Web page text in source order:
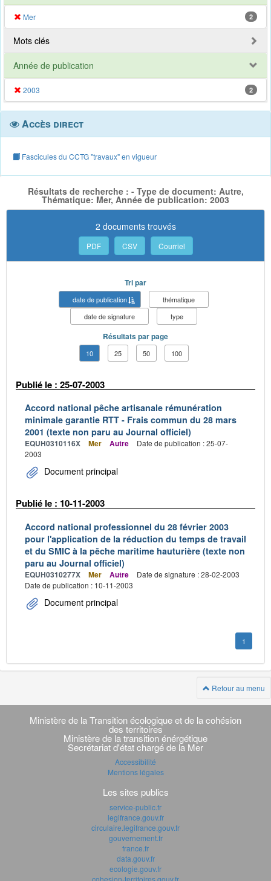
Mer 2
Mots clés
Année de publication
2003 2
Accès direct
Fascicules du CCTG "travaux" en vigueur
Résultats de recherche : - Type de document: Autre,
Thématique: Mer, Année de publication: 2003
2 documents trouvés
PDF CSV Courriel
Tri par
date de publication
thématique
date de signature
type
Résultats par page
10 25 50 100
Publié le : 25-07-2003
Accord national pêche artisanale rémunération
minimale garantie RTT - Frais commun du 28 mars
2001 (texte non paru au Journal officiel)
EQUH0310116X Mer Autre
Date de publication : 25-07-
2003
Document principal
Publié le : 10-11-2003
Accord national professionnel du 28 février 2003
pour l'application de la réduction du temps de travail
et du SMIC à la pêche maritime hauturière (texte non
paru au Journal officiel)
EQUH0310277X Mer Autre
Date de signature : 28-02-2003
Date de publication : 10-11-2003
Document principal
1
Retour au menu
Navigation
transverse
Ministère de la Transition écologique et de la cohésion
des territoires
Ministère de la transition énérgétique
Secrétariat d'état chargé de la Mer
Accessibilité
Mentions légales
Les sites publics
service-public.fr
legifrance.gouv.fr
circulaire.legifrance.gouv.fr
gouvernement.fr
france.fr
data.gouv.fr
ecologie.gouv.fr
cohesion-territoires.gouv.fr